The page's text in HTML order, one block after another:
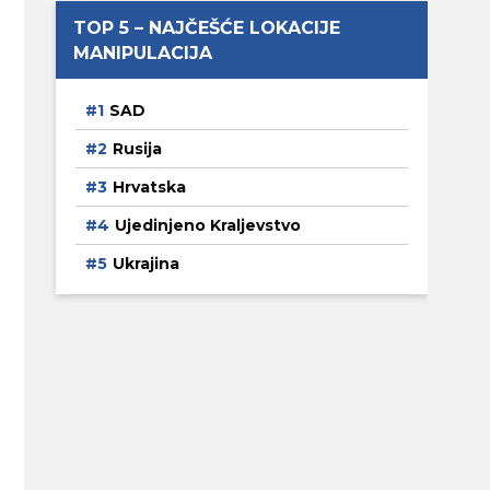
TOP 5 – NAJČEŠĆE LOKACIJE
MANIPULACIJA
SAD
Rusija
Hrvatska
Ujedinjeno Kraljevstvo
Ukrajina